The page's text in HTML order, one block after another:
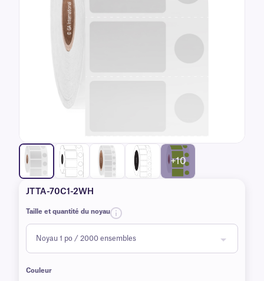
+10
JTTA-70C1-2WH
Taille et quantité du noyau
Couleur